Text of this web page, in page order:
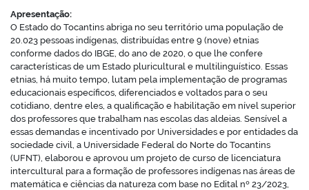
Apresentação:
O Estado do Tocantins abriga no seu território uma população de
20.023 pessoas indígenas, distribuídas entre 9 (nove) etnias
conforme dados do IBGE, do ano de 2020, o que lhe confere
características de um Estado pluricultural e multilinguístico. Essas
etnias, há muito tempo, lutam pela implementação de programas
educacionais específicos, diferenciados e voltados para o seu
cotidiano, dentre eles, a qualificação e habilitação em nível superior
dos professores que trabalham nas escolas das aldeias. Sensível a
essas demandas e incentivado por Universidades e por entidades da
sociedade civil, a Universidade Federal do Norte do Tocantins
(UFNT), elaborou e aprovou um projeto de curso de licenciatura
intercultural para a formação de professores indígenas nas áreas de
matemática e ciências da natureza com base no Edital nº 23/2023,